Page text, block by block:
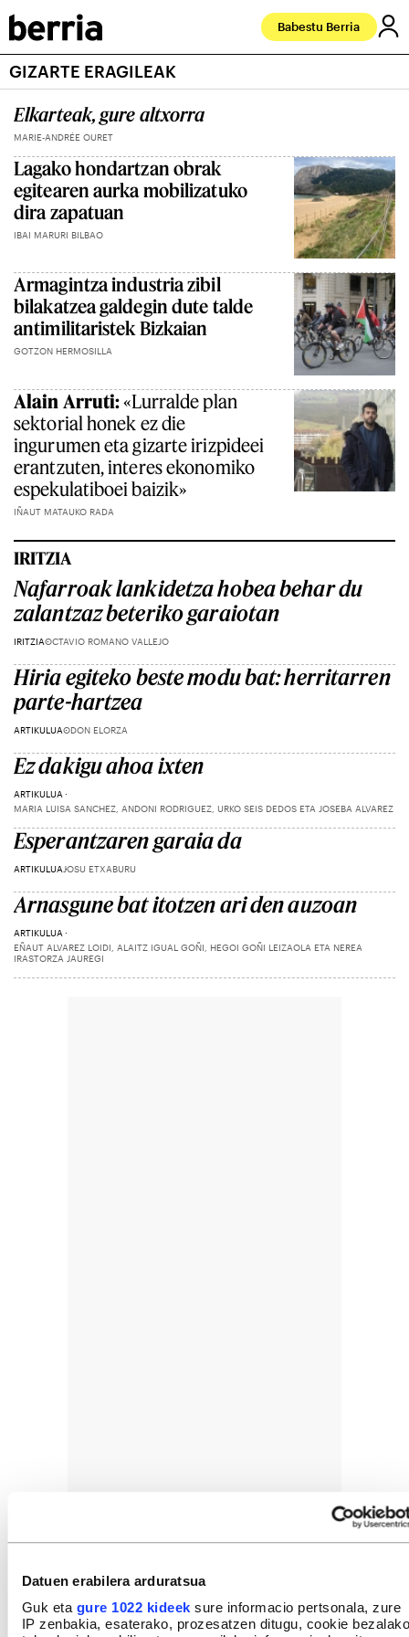
Datuen erabilera arduratsua
Guk eta gure 1022 kideek sure informacio pertsonala, zure
IP zenbakia, esaterako, prozesatzen ditugu, cookie bezalako
Babestu Berria
GIZARTE ERAGILEAK
Elkarteak, gure altxorra
MARIE-ANDRÉE OURET
Lagako hondartzan obrak
egitearen aurka mobilizatuko
dira zapatuan
IBAI MARURI BILBAO
Armagintza industria zibil
bilakatzea galdegin dute talde
antimilitaristek Bizkaian
GOTZON HERMOSILLA
Alain Arruti:«Lurralde plan
sektorial honek ez die
ingurumen eta gizarte irizpideei
erantzuten, interes ekonomiko
espekulatiboei baizik»
IÑAUT MATAUKO RADA
IRITZIA
Nafarroak lankidetza hobea behar du
zalantzaz beteriko garaiotan
IRITZIAOCTAVIO ROMANO VALLEJO
Hiria egiteko beste modu bat: herritarren
parte-hartzea
ARTIKULUAODON ELORZA
Ez dakigu ahoa ixten
ARTIKULUA
MARIA LUISA SANCHEZ, ANDONI RODRIGUEZ, URKO SEIS DEDOS ETA JOSEBA ALVAREZ
Esperantzaren garaia da
ARTIKULUA JOSU ETXABURU
Arnasgune bat itotzen ari den auzoan
ARTIKULUA
EÑAUT ALVAREZ LOIDI, ALAITZ IGUAL GOÑI, HEGOI GOÑI LEIZAOLA ETA NEREA
IRASTORZA JAUREGI